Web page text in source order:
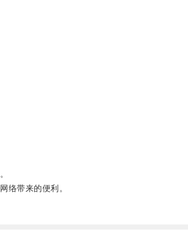
络带来的便利。